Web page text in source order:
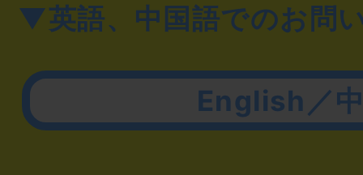
▼英語、中国語でのお問
English／